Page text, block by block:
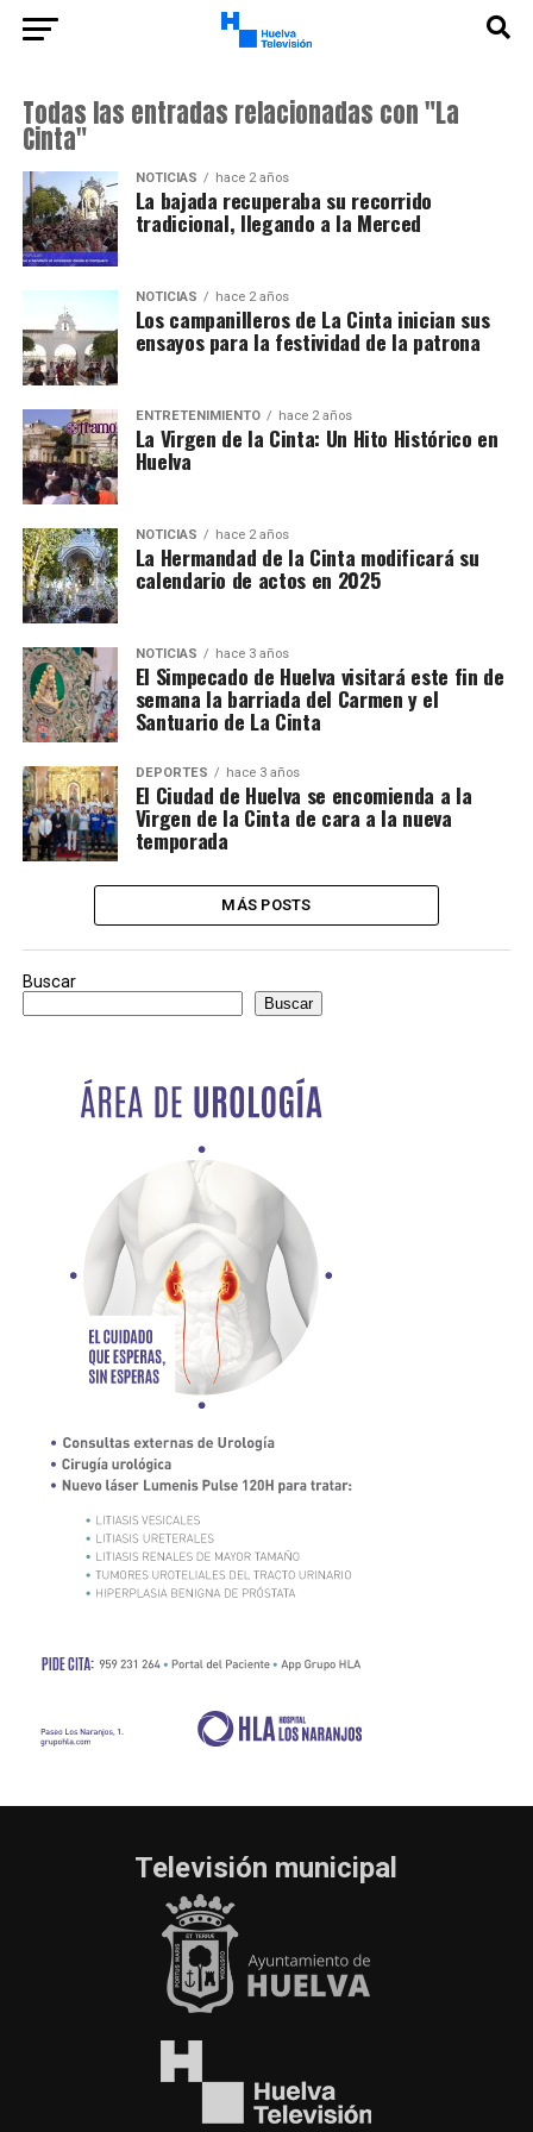
Todas las entradas relacionadas con "La
Cinta"
NOTICIAS hace 2 años
La bajada recuperaba su recorrido
tradicional, llegando a la Merced
NOTICIAS hace 2 años
Los campanilleros de La Cinta inician sus
ensayos para la festividad de la patrona
ENTRETENIMIENTO hace 2 años
La Virgen de la Cinta: Un Hito Histórico en
Huelva
NOTICIAS hace 2 años
La Hermandad de la Cinta modificará su
calendario de actos en 2025
NOTICIAS hace 3 años
El Simpecado de Huelva visitará este fin de
semana la barriada del Carmen y el
Santuario de La Cinta
DEPORTES hace 3 años
El Ciudad de Huelva se encomienda a la
Virgen de la Cinta de cara a la nueva
temporada
MÁS POSTS
Buscar
Buscar
Televisión municipal